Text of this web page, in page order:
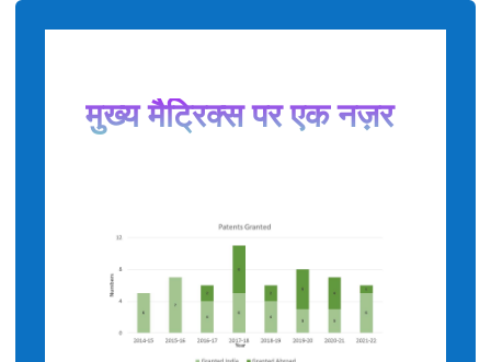
मुख्य मैट्रिक्स पर एक नज़र